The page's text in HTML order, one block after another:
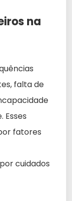
na
falta de
fatores
cuidados